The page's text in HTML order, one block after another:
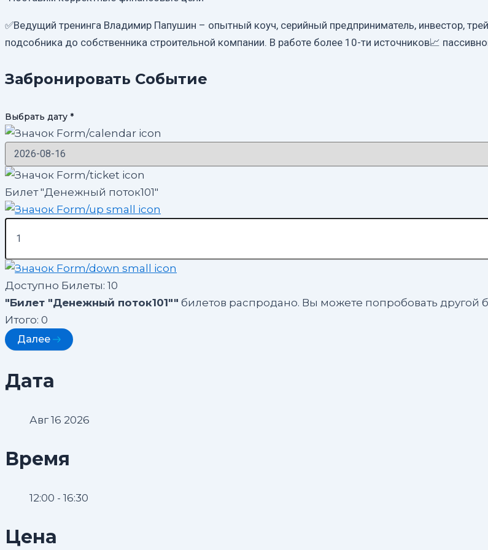
✅Ведущий тренинга Владимир Папушин – опытный коуч, серийный предприниматель, инвестор,
подсобника до собственника строительной компании. В работе более 10-ти источников📈
Забронировать Событие
Выбрать дату *
Билет "Денежный поток101"
Доступно Билеты: 10
"Билет "Денежный поток101"" билетов распродано. Вы можете попробовать другой
Итого: 0
Далее
Дата
Авг 16 2026
Время
12:00 - 16:30
Цена